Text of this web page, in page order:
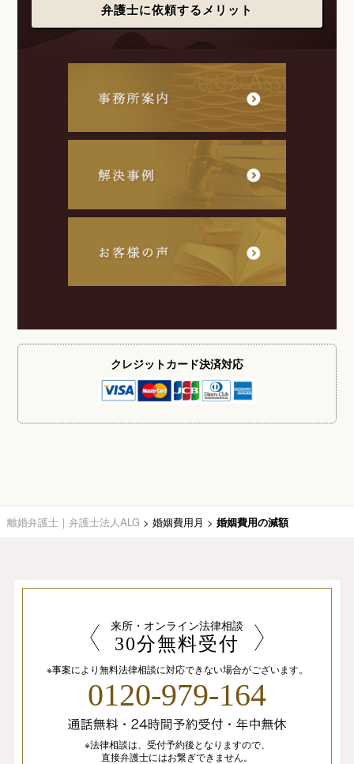
弁護士に依頼するメリット
クレジットカード決済対応
離婚弁護士｜弁護士法人ALG > 婚姻費用月 > 婚姻費用の減額
来所・オンライン法律相談
30分無料受付
※事案により無料法律相談に対応できない場合がございます。
0120-979-164
※法律相談は、 受付予約後となりますので、
直接弁護士にはお繋ぎできません。